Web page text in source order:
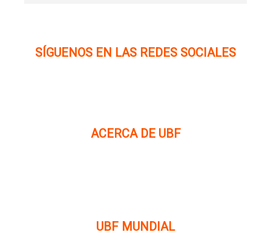
SÍGUENOS EN LAS REDES SOCIALES
ACERCA DE UBF
UBF MUNDIAL